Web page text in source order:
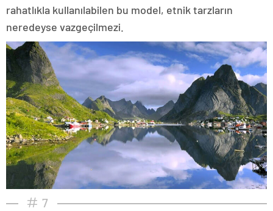
rahatlıkla kullanılabilen bu model, etnik tarzların
neredeyse vazgeçilmezi.
7